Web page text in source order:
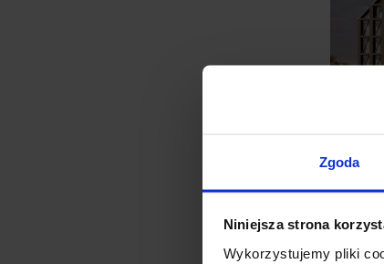
Zgoda
Niniejsza strona
Wykorzystujemy pliki